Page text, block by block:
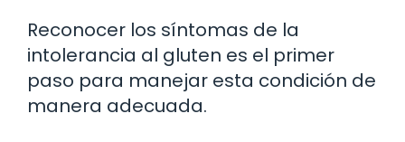
Reconocer los síntomas de la
intolerancia al gluten es el primer
paso para manejar esta condición de
manera adecuada.